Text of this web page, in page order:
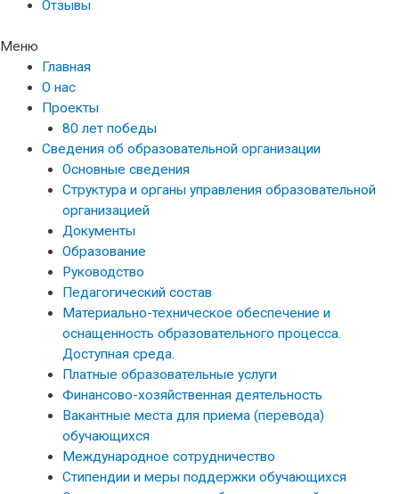
Отзывы
Меню
Главная
О нас
Проекты
80 лет победы
Сведения об образовательной организации
Основные сведения
Структура и органы управления образовательной
организацией
Документы
Образование
Руководство
Педагогический состав
Материально-техническое обеспечение и
оснащенность образовательного процесса.
Доступная среда.
Платные образовательные услуги
Финансово-хозяйственная деятельность
Вакантные места для приема (перевода)
обучающихся
Международное сотрудничество
Стипендии и меры поддержки обучающихся